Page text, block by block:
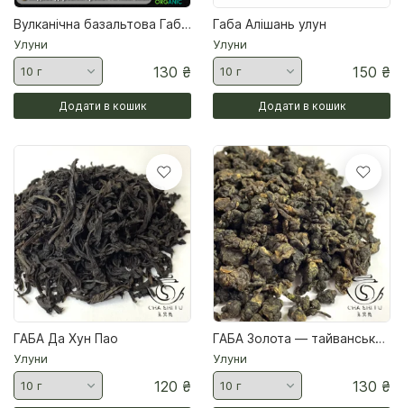
Подарункові набори
Вулканічна базальтова Габа 2025 р Тайвань
Улуни
130 ₴
Додати в кошик
Габа Алішань улун
Улуни
150 ₴
Додати в кошик
ГАБА Да Хун Пао
Улуни
120 ₴
ГАБА Золота — тайванський улун
Улуни
130 ₴